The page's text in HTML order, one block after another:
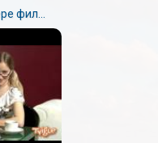
фил...